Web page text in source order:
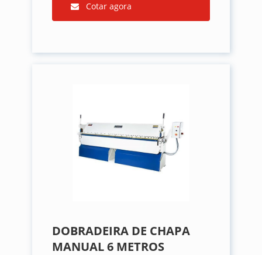
Cotar agora
DOBRADEIRA DE CHAPA
MANUAL 6 METROS